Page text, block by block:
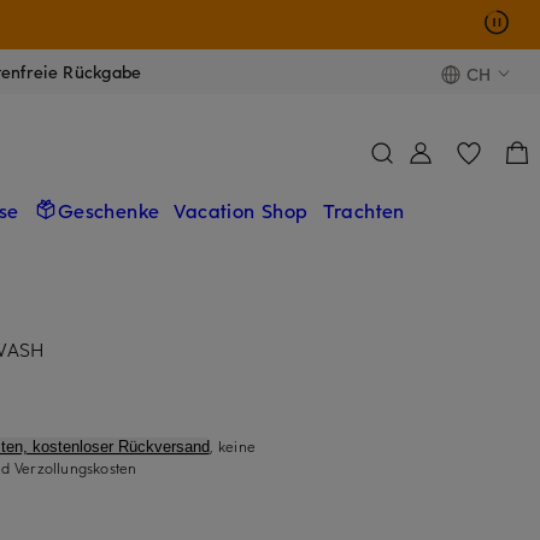
Rückgabe CH
Geschenke Vacation Shop Trachten
kostenloser Rückversand, keine
Verzollungskosten